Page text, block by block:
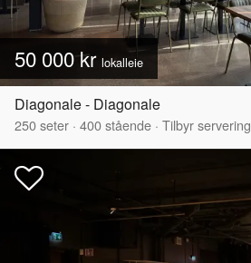
50 000 kr lokalleie
Diagonale - Diagonale
250seter · 400stående · Tilbyr servering